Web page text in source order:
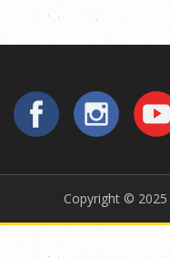
Copyright © 2025